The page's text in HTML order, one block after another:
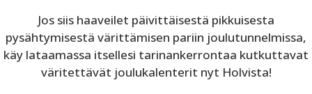
Jos siis haaveilet päivittäisestä pikkuisesta
pysähtymisestä värittämisen pariin joulutunnelmissa,
käy lataamassa itsellesi tarinankerrontaa kutkuttavat
väritettävät joulukalenterit nyt Holvista!